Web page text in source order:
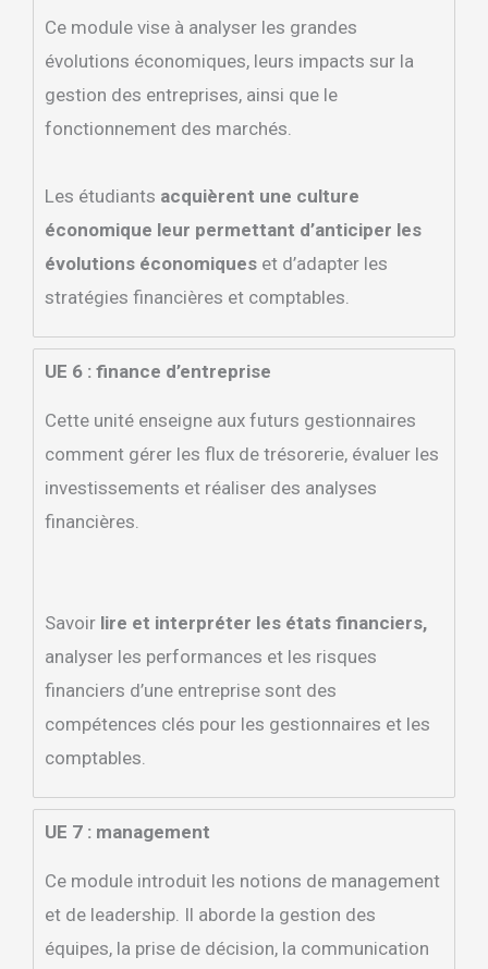
Ce module vise à analyser les grandes
évolutions économiques, leurs impacts sur la
gestion des entreprises, ainsi que le
fonctionnement des marchés.
Les étudiants acquièrent une culture
économique leur permettant d’anticiper les
évolutions économiques et d’adapter les
stratégies financières et comptables.
UE 6 : finance d’entreprise
Cette unité enseigne aux futurs gestionnaires
comment gérer les flux de trésorerie, évaluer les
investissements et réaliser des analyses
financières.
Savoir lire et interpréter les états financiers,
analyser les performances et les risques
financiers d’une entreprise sont des
compétences clés pour les gestionnaires et les
comptables.
UE 7 : management
Ce module introduit les notions de management
et de leadership. Il aborde la gestion des
équipes, la prise de décision, la communication